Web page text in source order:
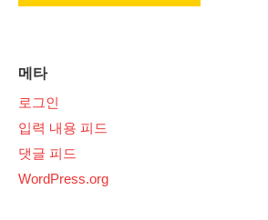
메타
로그인
입력 내용 피드
댓글 피드
WordPress.org